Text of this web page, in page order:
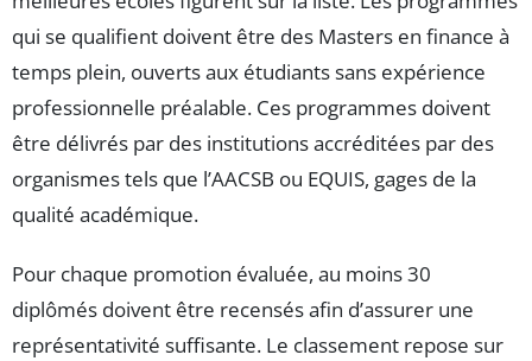
qui se qualifient doivent être des Masters en finance à
temps plein, ouverts aux étudiants sans expérience
professionnelle préalable. Ces programmes doivent
être délivrés par des institutions accréditées par des
organismes tels que l’AACSB ou EQUIS, gages de la
qualité académique.
Pour chaque promotion évaluée, au moins 30
diplômés doivent être recensés afin d’assurer une
représentativité suffisante. Le classement repose sur